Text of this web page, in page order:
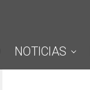
NOTICIAS